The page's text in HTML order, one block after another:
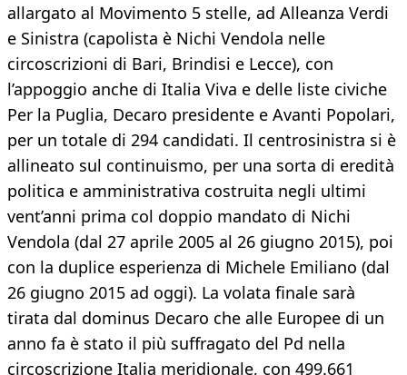
allargato al Movimento 5 stelle, ad Alleanza Verdi
e Sinistra (capolista è Nichi Vendola nelle
circoscrizioni di Bari, Brindisi e Lecce), con
l’appoggio anche di Italia Viva e delle liste civiche
Per la Puglia, Decaro presidente e Avanti Popolari,
per un totale di 294 candidati. Il centrosinistra si è
allineato sul continuismo, per una sorta di eredità
politica e amministrativa costruita negli ultimi
vent’anni prima col doppio mandato di Nichi
Vendola (dal 27 aprile 2005 al 26 giugno 2015), poi
con la duplice esperienza di Michele Emiliano (dal
26 giugno 2015 ad oggi). La volata finale sarà
tirata dal dominus Decaro che alle Europee di un
anno fa è stato il più suffragato del Pd nella
circoscrizione Italia meridionale, con 499.661